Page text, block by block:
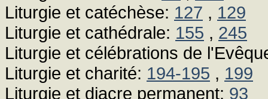
Liturgie et catéchèse: 127 , 129
Liturgie et cathédrale: 155 , 245
Liturgie et célébrations de
Liturgie et charité: 194-195 , 199
Liturgie et diacre permanent: 93